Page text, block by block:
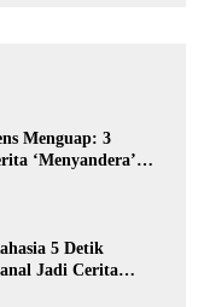
Menguap: 3
‘Menyandera’
5 Detik
Jadi Cerita